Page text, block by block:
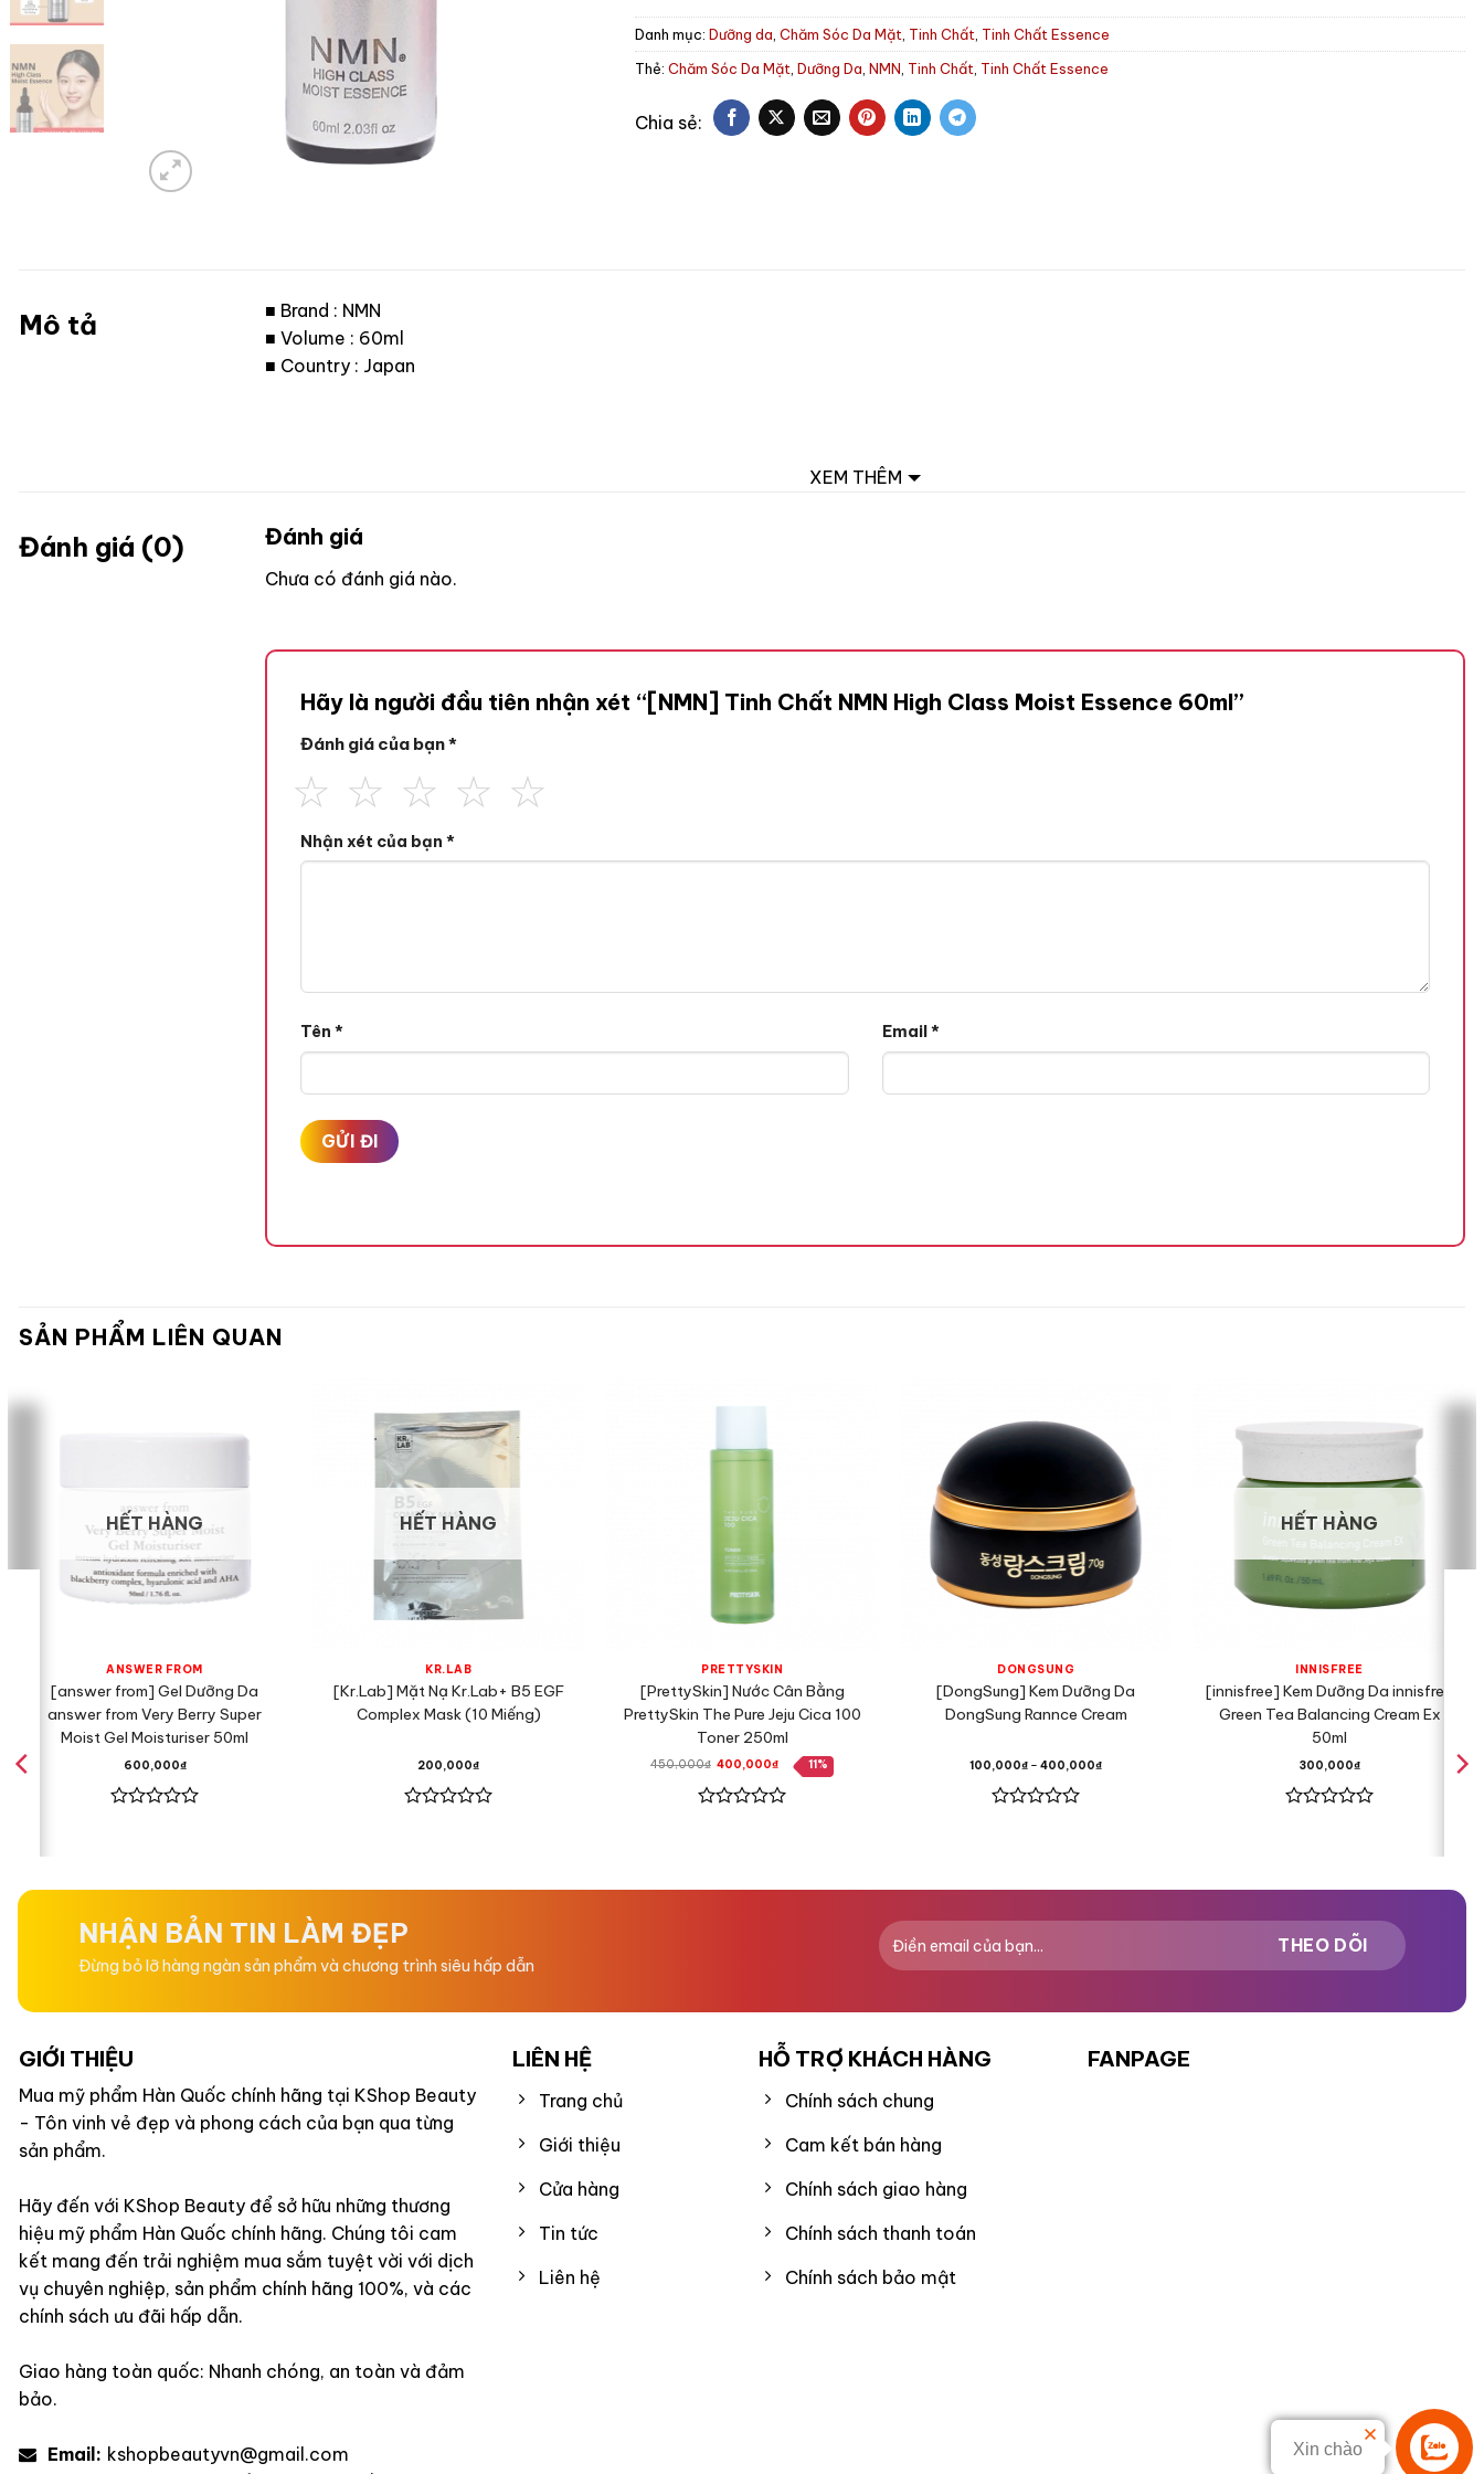
Danh mục:Dưỡng da,Chăm Sóc Da Mặt, Tinh Chất, Tinh Chất Essence
Thẻ:Chăm Sóc Da Mặt,Dưỡng Da,NMN, Tinh Chất, Tinh Chất Essence
Mô tả
■ Brand : NMN
■ Volume : 60ml
■ Country : Japan
XEM THÊM
Đánh giá (0) Đánh giá
Chưa có đánh giá nào.
Hãy là người đầu tiên nhận xét “[NMN] Tinh Chất NMN High Class Moist Essence 60ml”
Đánh giá của bạn*
Nhận xét của bạn*
Tên* Email*
SẢN PHẨM LIÊN QUAN
HẾT HÀNG
ANSWER FROM
[answer from] Gel Dưỡng Da
answer from Very Berry Super
Moist Gel Moisturiser 50ml
600,000₫
5
HẾT HÀNG
KR.LAB
[Kr.Lab] Mặt Nạ Kr.Lab+ B5 EGF
Complex Mask (10 Miếng)
200,000₫
5
PRETTYSKIN
[PrettySkin] Nước Cân Bằng
PrettySkin The Pure Jeju Cica 100
Toner 250ml
450,000₫ Giá
gốc
450,000₫.
400,000₫Giá
hiện
là:
400,000₫.
11%
5
DONGSUNG
[DongSung] Kem Dưỡng Da
DongSung Rannce Cream
100,000₫ – 400,000₫
5
HẾT HÀNG
INNISFREE
[innisfree] Kem Dưỡng Da innisfree
Green Tea Balancing Cream Ex
50ml
300,000₫
5
Liên hệ
Xin chào
NHẬN BẢN TIN LÀM ĐẸP
Đừng bỏ lỡ hàng ngàn sản phẩm và chương trình siêu hấp dẫn
GIỚI THIỆU
Mua mỹ phẩm Hàn Quốc chính hãng tại KShop Beauty
- Tôn vinh vẻ đẹp và phong cách của bạn qua từng
sản phẩm.
Hãy đến với KShop Beauty để sở hữu những thương
hiệu mỹ phẩm Hàn Quốc chính hãng. Chúng tôi cam
kết mang đến trải nghiệm mua sắm tuyệt vời với dịch
vụ chuyên nghiệp, sản phẩm chính hãng 100%, và các
chính sách ưu đãi hấp dẫn.
Giao hàng toàn quốc: Nhanh chóng, an toàn và đảm
bảo.
Email: kshopbeautyvn@gmail.com
LIÊN HỆ
Trang chủ
Giới thiệu
Cửa hàng
Tin tức
Liên hệ
HỖ TRỢ KHÁCH HÀNG
Chính sách chung
Cam kết bán hàng
Chính sách giao hàng
Chính sách thanh toán
Chính sách bảo mật
FANPAGE